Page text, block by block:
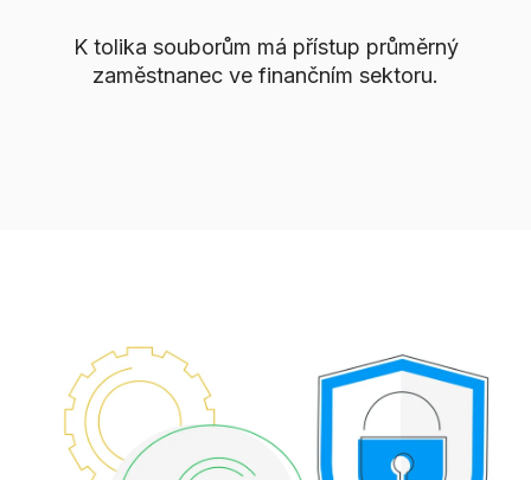
K tolika souborům má přístup průměrný
zaměstnanec ve finančním sektoru.